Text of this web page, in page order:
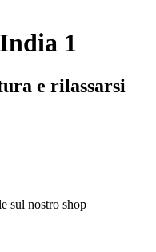
1
e rilassarsi
sul nostro shop